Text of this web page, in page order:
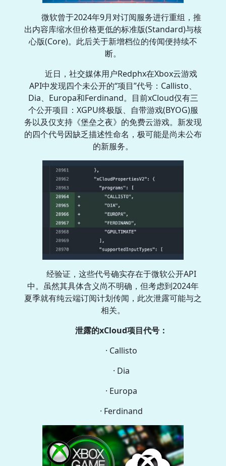
微软曾于2024年9月对订阅服务进行重组，推
出内容库缩水但价格更低的标准版(Standard)与核
心版(Core)。此后关于新增档位的传闻便持续不
断。
近日，社交媒体用户Redphx在Xbox云游戏
API中发现四个未公开的“项目”代号：Callisto、
Dia、Europa和Ferdinand。目前xCloud仅有三
个公开项目：XGPU终极版、自带游戏(BYOG)服
务以及仅支持《堡垒之夜》的免费云游戏。新发现
的四个代号因缺乏描述性命名，极可能是尚未公布
的新服务。
经验证，这些代号确实存在于微软公开API
中。虽然其具体含义尚不明确，但考虑到2024年
夏季就有纯云端订阅计划传闻，此次泄露可能与之
相关。
泄露的xCloud项目代号：
· Callisto
· Dia
· Europa
· Ferdinand